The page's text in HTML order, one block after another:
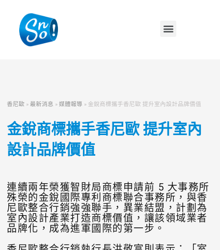
香尼歐 » 最新消息 »媒體報導 » 金銳商標攜手香尼歐 提升室內設計品牌價值
金銳商標攜手香尼歐 提升室內
設計品牌價值
連續兩年榮獲智財局商標申請前 5 大事務所
殊榮的金銳國際專利商標聯合事務所，與香
尼歐整合行銷強強聯手，異業結盟，計劃為
室內設計產業打造商標價值，讓該領域業者
品牌化，成為進軍國際的第一步。